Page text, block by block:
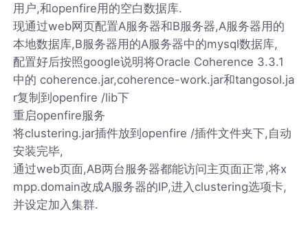
用户,和openfire用的空白数据库.
现通过web网页配置A服务器和B服务器,A服务器用的
本地数据库,B服务器用的A服务器中的mysql数据库,
配置好后按照google说明将Oracle Coherence 3.3.1
中的 coherence.jar,coherence-work.jar和tangosol.ja
r复制到openfire /lib下
重启openfire服务
将clustering.jar插件放到openfire /插件文件夹下,自动
安装完毕,
通过web页面,AB两台服务器都能访问主页面正常,将x
mpp.domain改成A服务器的IP,进入clustering选项卡,
并设定加入集群.